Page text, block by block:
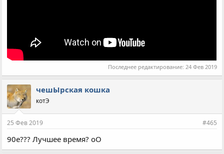
Последнее редактирование: 24 Фев 2019
чешЫрская кошка
котЭ
25 Фев 2019 #465
90е??? Лучшее время? оО